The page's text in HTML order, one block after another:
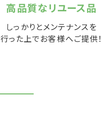
高品質なリユース品
しっかりとメンテナンスを
行った上でお客様へご提供！